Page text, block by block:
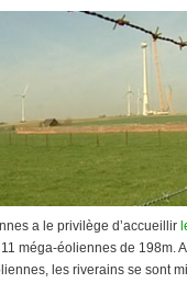
a le privilège d’accueillir
11 méga-éoliennes de 198m.
les riverains se sont